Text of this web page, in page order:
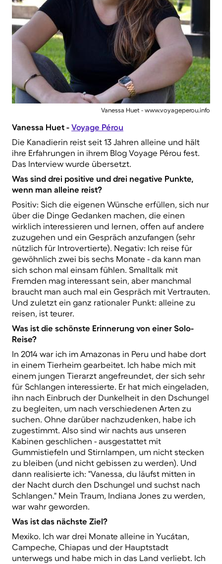
Vanessa Huet - www.voyageperou.info
Vanessa Huet - Voyage Pérou
Die Kanadierin reist seit 13 Jahren alleine und hält
ihre Erfahrungen in ihrem Blog Voyage Pérou fest.
Das Interview wurde übersetzt.
Was sind drei positive und drei negative Punkte,
wenn man alleine reist?
Positiv: Sich die eigenen Wünsche erfüllen, sich nur
über die Dinge Gedanken machen, die einen
wirklich interessieren und lernen, offen auf andere
zuzugehen und ein Gespräch anzufangen (sehr
nützlich für Introvertierte). Negativ: Ich reise für
gewöhnlich zwei bis sechs Monate - da kann man
sich schon mal einsam fühlen. Smalltalk mit
Fremden mag interessant sein, aber manchmal
braucht man auch mal ein Gespräch mit Vertrauten.
Und zuletzt ein ganz rationaler Punkt: alleine zu
reisen, ist teurer.
Was ist die schönste Erinnerung von einer Solo-
Reise?
In 2014 war ich im Amazonas in Peru und habe dort
in einem Tierheim gearbeitet. Ich habe mich mit
einem jungen Tierarzt angefreundet, der sich sehr
für Schlangen interessierte. Er hat mich eingeladen,
ihn nach Einbruch der Dunkelheit in den Dschungel
zu begleiten, um nach verschiedenen Arten zu
suchen. Ohne darüber nachzudenken, habe ich
zugestimmt. Also sind wir nachts aus unseren
Kabinen geschlichen - ausgestattet mit
Gummistiefeln und Stirnlampen, um nicht stecken
zu bleiben (und nicht gebissen zu werden). Und
dann realisierte ich: "Vanessa, du läufst mitten in
der Nacht durch den Dschungel und suchst nach
Schlangen." Mein Traum, Indiana Jones zu werden,
war wahr geworden.
Was ist das nächste Ziel?
Mexiko. Ich war drei Monate alleine in Yucátan,
Campeche, Chiapas und der Hauptstadt
unterwegs und habe mich in das Land verliebt. Ich